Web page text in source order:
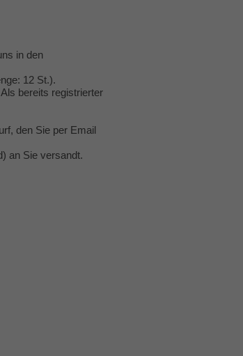
in den
12 St.).
bereits registrierter
den Sie per Email
an Sie versandt.